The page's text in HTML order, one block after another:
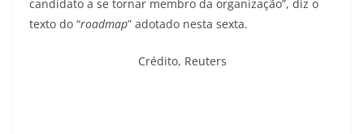
candidato a se tornar membro da organização”, diz o
texto do “roadmap” adotado nesta sexta.
Crédito, Reuters